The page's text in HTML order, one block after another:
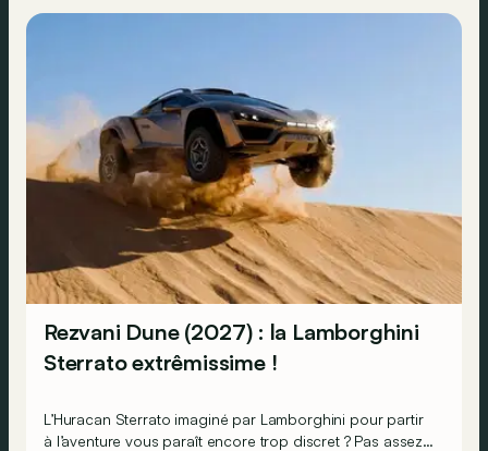
Rezvani Dune (2027) : la Lamborghini
Sterrato extrêmissime !
L’Huracan Sterrato imaginé par Lamborghini pour partir
à l’aventure vous paraît encore trop discret ? Pas assez